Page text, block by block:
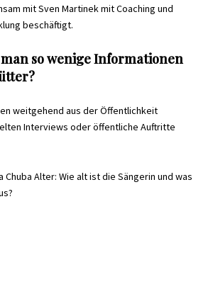
mit Sven Martinek mit Coaching und
beschäftigt.
so wenige Informationen
weitgehend aus der Öffentlichkeit
Interviews oder öffentliche Auftritte
Chuba Alter: Wie alt ist die Sängerin und was